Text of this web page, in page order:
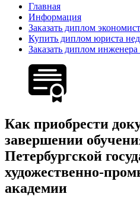
Главная
Информация
Заказать диплом
Купить диплом юриста
Заказать диплом
Как приобрести
завершении
Петербургской
художественно-
академии